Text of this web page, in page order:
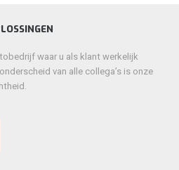
waar u als klant werkelijk
van alle collega’s is onze